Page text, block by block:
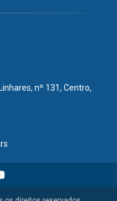
nº 131, Centro,